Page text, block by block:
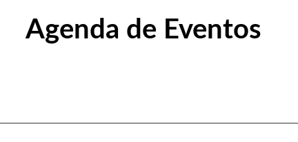
Agenda de Eventos